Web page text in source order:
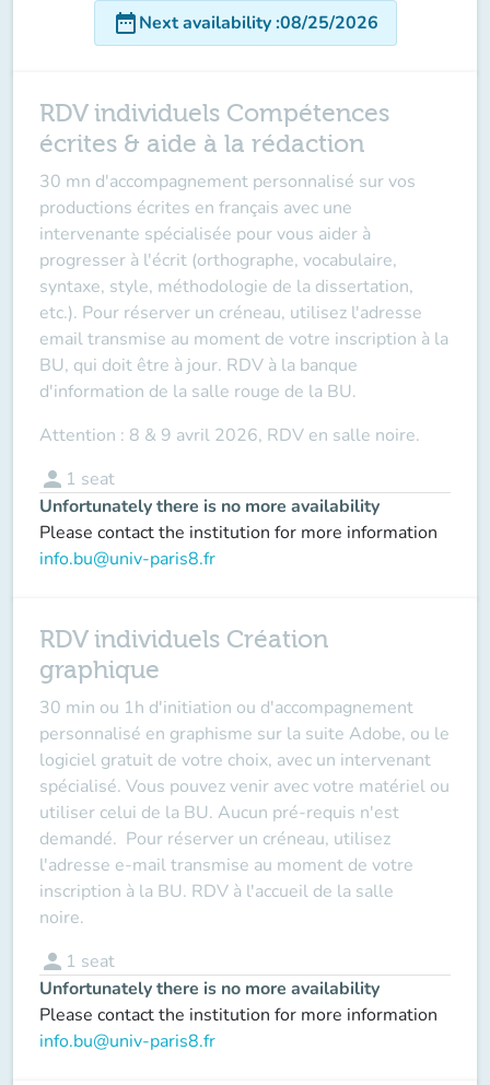
date_rangeNext availability:08/25/2026
RDV individuels Compétences
écrites & aide à la rédaction
30 mn d'accompagnement personnalisé sur vos
productions écrites en français avec une
intervenante spécialisée pour vous aider à
progresser à l'écrit (orthographe, vocabulaire,
syntaxe, style, méthodologie de la dissertation,
etc.). Pour réserver un créneau, utilisez l'adresse
email transmise au moment de votre inscription à la
BU, qui doit être à jour. RDV à la banque
d'information de la salle rouge de la BU.
Attention : 8 & 9 avril 2026, RDV en salle noire.
person 1 seat
Unfortunately there is no more availability
Please contact the institution for more information
info.bu@univ-paris8.fr
RDV individuels Création
graphique
30 min ou 1h d'initiation ou d'accompagnement
personnalisé en graphisme sur la suite Adobe, ou le
logiciel gratuit de votre choix, avec un intervenant
spécialisé. Vous pouvez venir avec votre matériel ou
utiliser celui de la BU. Aucun pré-requis n'est
demandé. Pour réserver un créneau, utilisez
l'adresse e-mail transmise au moment de votre
inscription à la BU. RDV à l'accueil de la salle
noire.
person 1 seat
Unfortunately there is no more availability
Please contact the institution for more information
info.bu@univ-paris8.fr